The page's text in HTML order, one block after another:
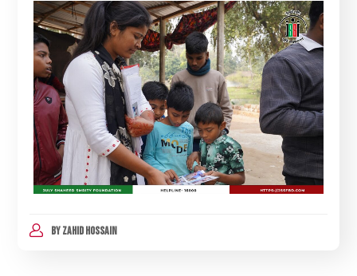
BYZAHID HOSSAIN